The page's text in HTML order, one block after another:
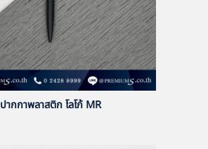
ปากกาพลาสติก โลโก้ MR